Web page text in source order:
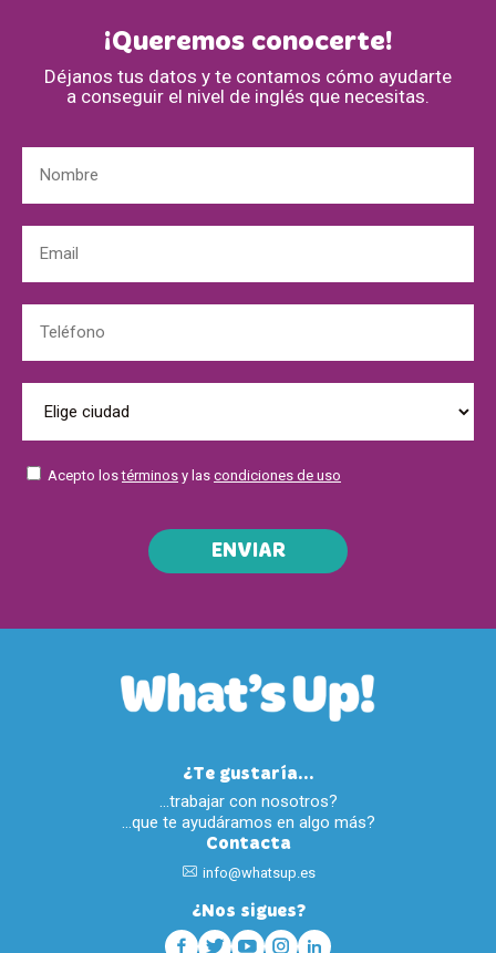
¡Queremos conocerte!
Déjanos tus datos y te contamos cómo ayudarte
a conseguir el nivel de inglés que necesitas.
Acepto lostérminos y las condiciones de uso
ENVIAR
¿Te gustaría...
…trabajar con nosotros?
…que te ayudáramos en algo más?
Contacta
info@whatsup.es
¿Nos sigues?